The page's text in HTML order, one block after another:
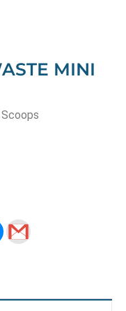
MINI